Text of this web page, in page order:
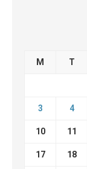
M T
3 4
10 11
17 18